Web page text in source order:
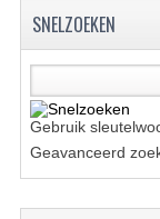
SNELZOEKEN
Gebruik
Geavanceerd